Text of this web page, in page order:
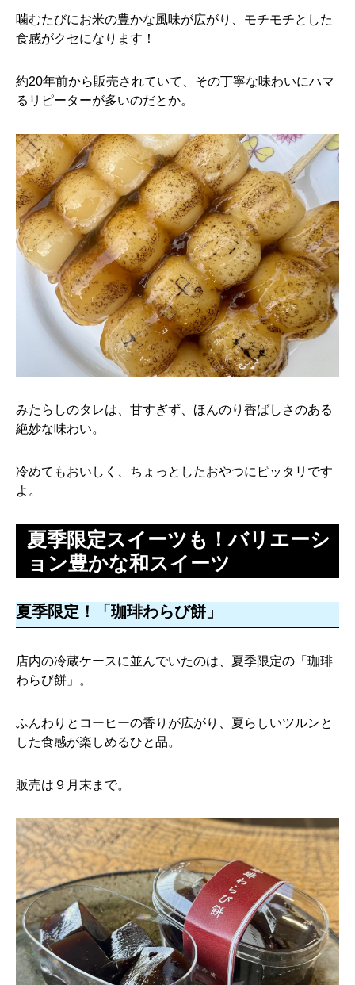
噛むたびにお米の豊かな風味が広がり、モチモチとした
食感がクセになります！
約20年前から販売されていて、その丁寧な味わいにハマ
るリピーターが多いのだとか。
みたらしのタレは、甘すぎず、ほんのり香ばしさのある
絶妙な味わい。
冷めてもおいしく、ちょっとしたおやつにピッタリです
よ。
夏季限定スイーツも！バリエーシ
ョン豊かな和スイーツ
夏季限定！「珈琲わらび餅」
店内の冷蔵ケースに並んでいたのは、夏季限定の「珈琲
わらび餅」。
ふんわりとコーヒーの香りが広がり、夏らしいツルンと
した食感が楽しめるひと品。
販売は９月末まで。